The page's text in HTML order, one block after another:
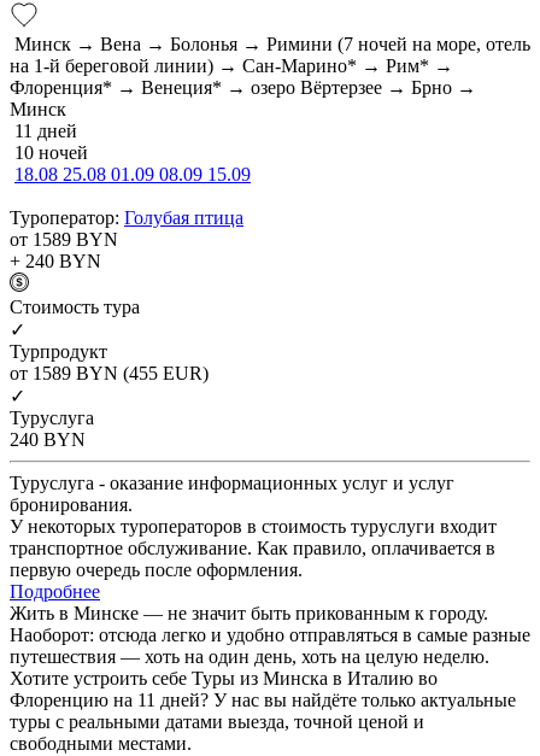
Минск → Вена → Болонья → Римини (7 ночей на море, отель
на 1-й береговой линии) → Сан-Марино* → Рим* →
Флоренция* → Венеция* → озеро Вёртерзее → Брно →
Минск
11 дней
10 ночей
18.08 25.08 01.09 08.09 15.09
Туроператор: Голубая птица
от 1589 BYN
+ 240 BYN
Cтоимость тура
✓
Турпродукт
от 1589 BYN (455 EUR)
✓
Туруслуга
240 BYN
Туруслуга - оказание информационных услуг и услуг
бронирования.
У некоторых туроператоров в стоимость туруслуги входит
транспортное обслуживание. Как правило, оплачивается в
первую очередь после оформления.
Подробнее
Жить в Минске — не значит быть прикованным к городу.
Наоборот: отсюда легко и удобно отправляться в самые разные
путешествия — хоть на один день, хоть на целую неделю.
Хотите устроить себе Туры из Минска в Италию во
Флоренцию на 11 дней? У нас вы найдёте только актуальные
туры с реальными датами выезда, точной ценой и
свободными местами.